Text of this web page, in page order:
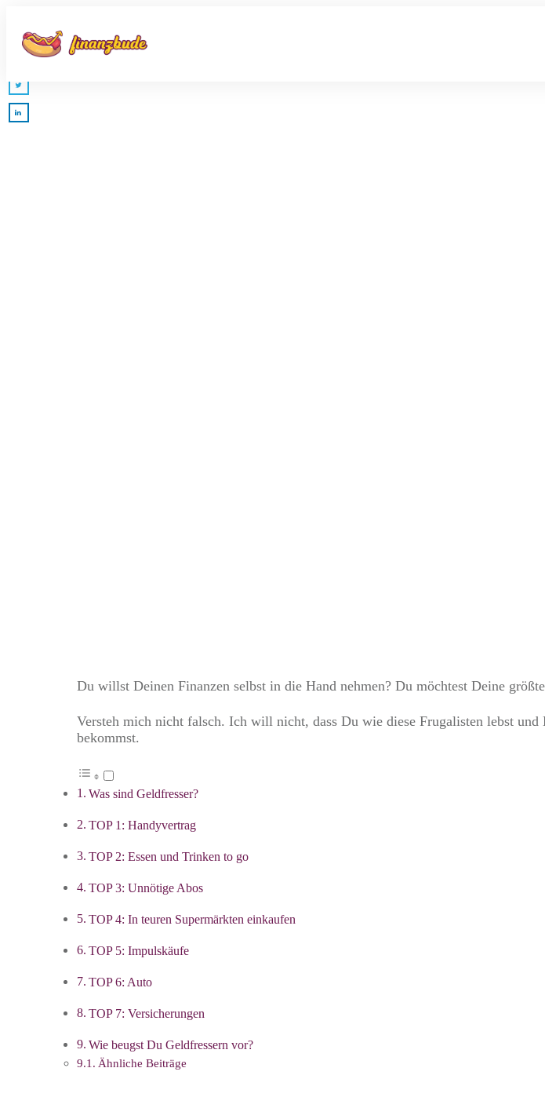
Du willst Deinen Finanzen selbst in die Hand nehmen? Du möchtest Deine
Versteh mich nicht falsch. Ich will nicht, dass Du wie diese Frugalisten lebst
bekommst.
Was sind Geldfresser?
TOP 1: Handyvertrag
TOP 2: Essen und Trinken to go
TOP 3: Unnötige Abos
TOP 4: In teuren Supermärkten einkaufen
TOP 5: Impulskäufe
TOP 6: Auto
TOP 7: Versicherungen
Wie beugst Du Geldfressern vor?
Ähnliche Beiträge